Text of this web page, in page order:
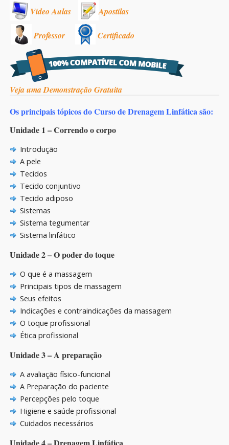
Vídeo Aulas Apostilas
Professor Certificado
Veja uma Demonstração Gratuita
Os principais tópicos do Curso de Drenagem Linfática são:
Unidade 1 – Correndo o corpo
Introdução
A pele
Tecidos
Tecido conjuntivo
Tecido adiposo
Sistemas
Sistema tegumentar
Sistema linfático
Unidade 2 – O poder do toque
O que é a massagem
Principais tipos de massagem
Seus efeitos
Indicações e contraindicações da massagem
O toque profissional
Ética profissional
Unidade 3 – A preparação
A avaliação físico-funcional
A Preparação do paciente
Percepções pelo toque
Higiene e saúde profissional
Cuidados necessários
Unidade 4 – Drenagem Linfática